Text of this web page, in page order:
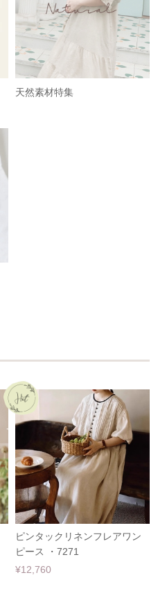
天然素材特集
ピンタックリネンフレアワン
ピース ・7271
¥12,760